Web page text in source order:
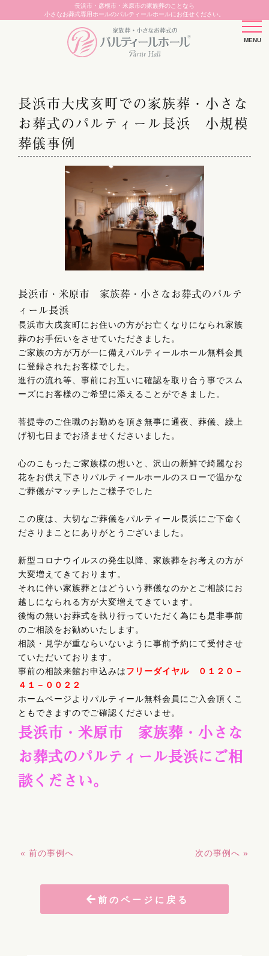
長浜市・彦根市・米原市の家族葬のことなら
小さなお葬式専用ホールのパルティールホールにお任せください。
長浜市大戌亥町での家族葬・小さな
お葬式のパルティール長浜 小規模
葬儀事例
長浜市・米原市 家族葬・小さなお葬式のパルテ
ィール長浜
長浜市大戌亥町にお住いの方がお亡くなりになられ家族
葬のお手伝いをさせていただきました。
ご家族の方が万が一に備えパルティールホール無料会員
に登録されたお客様でした。
進行の流れ等、事前にお互いに確認を取り合う事でスム
ーズにお客様のご希望に添えることができました。
菩提寺のご住職のお勤めを頂き無事に通夜、葬儀、繰上
げ初七日までお済ませくださいました。
心のこもったご家族様の想いと、沢山の新鮮で綺麗なお
花をお供え下さりパルティールホールのスローで温かな
ご葬儀がマッチしたご様子でした
この度は、大切なご葬儀をパルティール長浜にご下命く
ださりまことにありがとうございました。
新型コロナウイルスの発生以降、家族葬をお考えの方が
大変増えてきております。
それに伴い家族葬とはどういう葬儀なのかとご相談にお
越しになられる方が大変増えてきています。
後悔の無いお葬式を執り行っていただく為にも是非事前
のご相談をお勧めいたします。
相談・見学が重ならいないように事前予約にて受付させ
ていただいております。
事前の相談来館お申込みはフリーダイヤル ０１２０－
４１－００２２
ホームページよりパルティール無料会員にご入会頂くこ
ともできますのでご確認くださいませ。
長浜市・米原市 家族葬・小さな
お葬式のパルティール長浜にご相
談ください。
« 前の事例へ 次の事例へ »
前のページに戻る